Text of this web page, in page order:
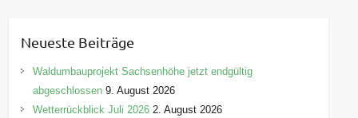
g
o
i
Neueste Beiträge
Waldumbauprojekt Sachsenhöhe jetzt endgültig
abgeschlossen 9. August 2026
Wetterrückblick Juli 2026 2. August 2026